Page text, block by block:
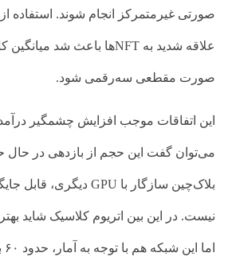
صورتی غیرمتمرکز انجام شوند. استفاده از
علاقه شدید به NFTها باعث شد میانگین
صورت مقطعی سه‌رقمی شود.
این اتفاقات موجب افزایش چشمگیر
می‌توان گفت این حجم از بازدهی در حال
بلاک‌چین سازگار با GPU دیگری، قابل
نیست. در این بین اتریوم کلاسیک شاید